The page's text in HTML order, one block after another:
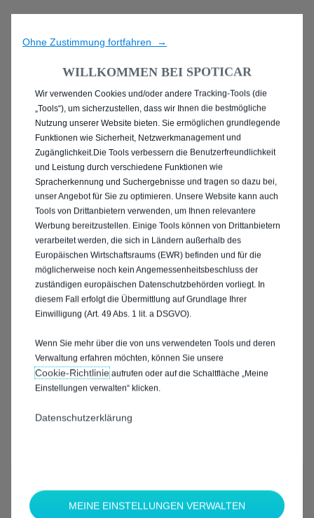
ENTDECKEN SIE ALLE
ANGEBOTE IN MAINZ
Ohne Zustimmung fortfahren →
WILLKOMMEN BEI SPOTICAR
Wir verwenden Cookies und/oder andere Tracking-Tools (die
„Tools“), um sicherzustellen, dass wir Ihnen die bestmögliche
Nutzung unserer Website bieten. Sie ermöglichen grundlegende
Funktionen wie Sicherheit, Netzwerkmanagement und
Zugänglichkeit.Die Tools verbessern die Benutzerfreundlichkeit
und Leistung durch verschiedene Funktionen wie
Spracherkennung und Suchergebnisse und tragen so dazu bei,
unser Angebot für Sie zu optimieren. Unsere Website kann auch
Tools von Drittanbietern verwenden, um Ihnen relevantere
Werbung bereitzustellen. Einige Tools können von Drittanbietern
verarbeitet werden, die sich in Ländern außerhalb des
Europäischen Wirtschaftsraums (EWR) befinden und für die
möglicherweise noch kein Angemessenheitsbeschluss der
zuständigen europäischen Datenschutzbehörden vorliegt. In
diesem Fall erfolgt die Übermittlung auf Grundlage Ihrer
Einwilligung (Art. 49 Abs. 1 lit. a DSGVO).
Wenn Sie mehr über die von uns verwendeten Tools und deren
Verwaltung erfahren möchten, können Sie unsere
Cookie‑Richtlinieaufrufen oder auf die Schaltfläche „Meine
Einstellungen verwalten“ klicken.
Datenschutzerklärung
MEINE EINSTELLUNGEN VERWALTEN